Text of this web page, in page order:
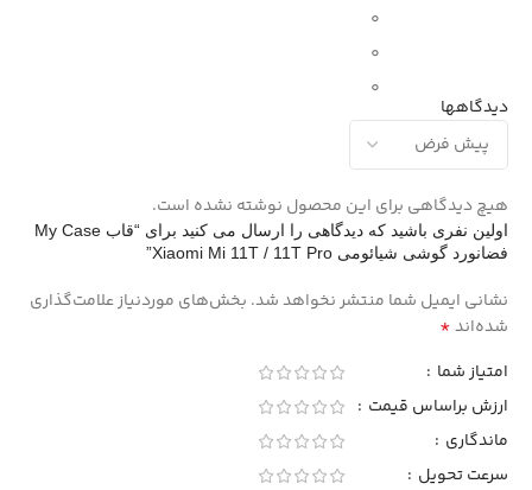
0
0
0
دیدگاهها
هیچ دیدگاهی برای این محصول نوشته نشده است.
اولین نفری باشید که دیدگاهی را ارسال می کنید برای “قاب My Case
فضانورد گوشی شیائومی Xiaomi Mi 11T / 11T Pro”
نشانی ایمیل شما منتشر نخواهد شد. بخش‌های موردنیاز علامت‌گذاری
شده‌اند*
امتیاز شما
ارزش براساس قیمت
ماندگاری
سرعت تحویل